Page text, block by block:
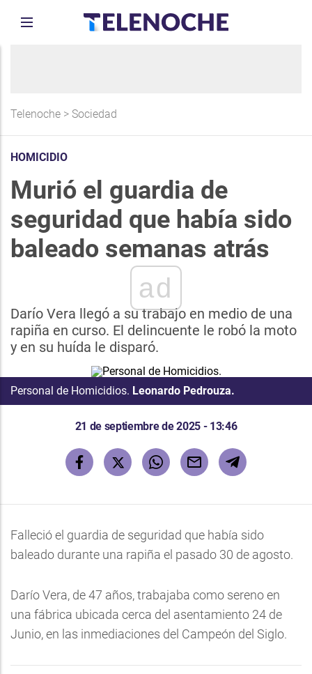
Telenoche > Sociedad
HOMICIDIO
Murió el guardia de
seguridad que había sido
baleado semanas atrás
ad
Darío Vera llegó a su trabajo en medio de una
rapiña en curso. El delincuente le robó la moto
y en su huída le disparó.
Personal de Homicidios. Leonardo Pedrouza.
21 de septiembre de 2025 - 13:46
Falleció el guardia de seguridad que había sido
baleado durante una rapiña el pasado 30 de agosto.
Darío Vera, de 47 años, trabajaba como sereno en
una fábrica ubicada cerca del asentamiento 24 de
Junio, en las inmediaciones del Campeón del Siglo.